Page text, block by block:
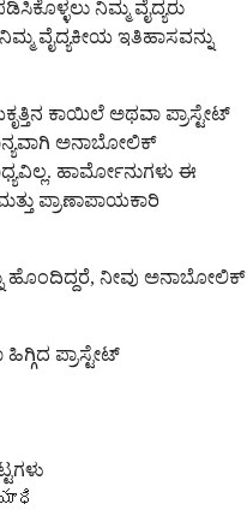
ನಿಮ್ಮ ವೈದ್ಯರು
ವೈದ್ಯಕೀಯ ಇತಿಹಾಸವನ್ನು
ಕಾಯಿಲೆ ಅಥವಾ ಪ್ರಾಸ್ಟೇಟ್
ಅನಾಬೋಲಿಕ್
ಹಾರ್ಮೋನುಗಳು ಈ
ಪ್ರಾಣಾಪಾಯಕಾರಿ
ಹೊಂದಿದ್ದರೆ, ನೀವು ಅನಾಬೋಲಿಕ್
ಹಿಗ್ಗಿದ ಪ್ರಾಸ್ಟೇಟ್